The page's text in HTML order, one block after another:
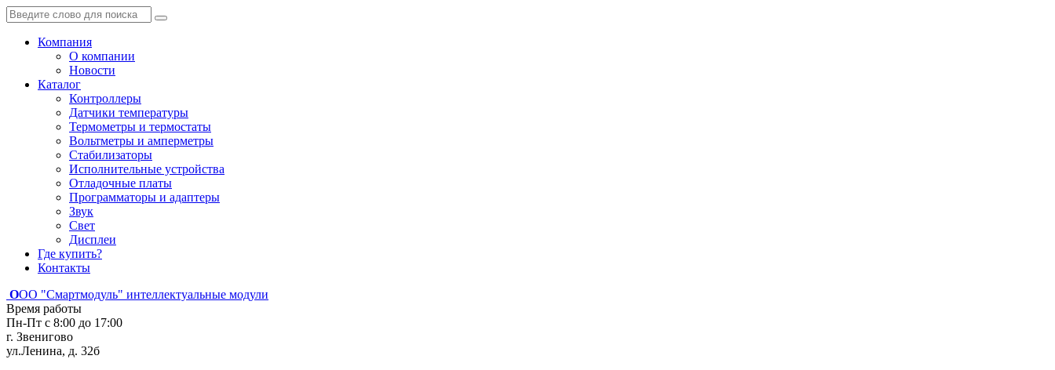
Компания
О компании
Новости
Каталог
Контроллеры
Датчики температуры
Термометры и термостаты
Вольтметры и амперметры
Стабилизаторы
Исполнительные устройства
Отладочные платы
Программаторы и адаптеры
Звук
Свет
Дисплеи
Где купить?
Контакты
ООО "Смартмодуль" интеллектуальные модули
Время работы
Пн-Пт с 8:00 до 17:00
г. Звенигово
ул.Ленина, д. 32б